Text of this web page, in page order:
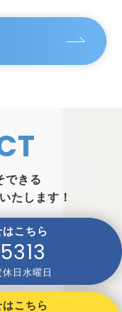
できる
たします！
こちら
日水曜日
こちら